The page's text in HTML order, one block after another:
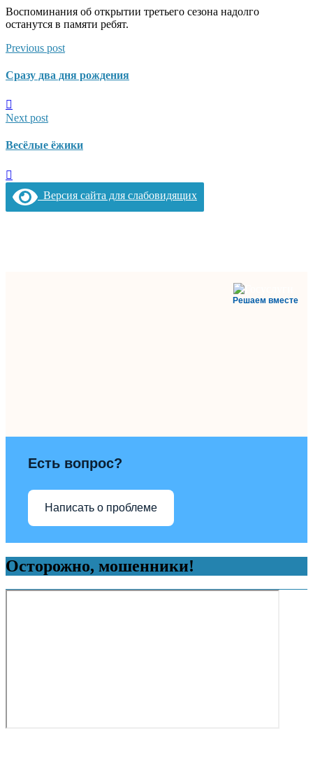
Воспоминания об открытии третьего сезона надолго
останутся в памяти ребят.
Previous post
Сразу два дня рождения
Next post
Весёлые ёжики
Версия сайта для слабовидящих
Решаем вместе
Есть вопрос?
Написать о проблеме
Осторожно, мошенники!